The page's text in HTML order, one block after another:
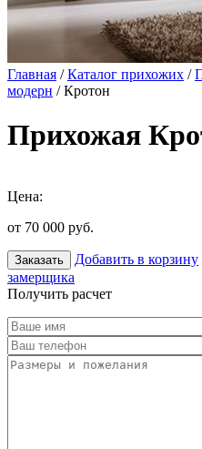
Главная /Каталог прихожих /
модерн / Кротон
Прихожая
Цена:
от 70 000 руб.
Заказать Добавить в корзину
замерщика
Получить расчет